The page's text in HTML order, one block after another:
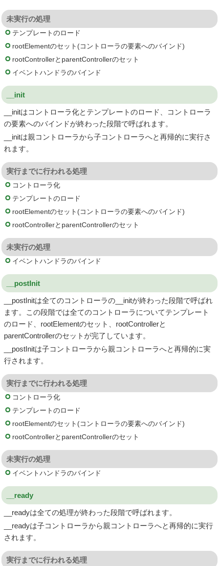
未実行の処理
テンプレートのロード
rootElementのセット(コントローラの要素へのバインド)
rootControllerとparentControllerのセット
イベントハンドラのバインド
__init
__initはコントローラ化とテンプレートのロード、コントローラ
の要素へのバインドが終わった段階で呼ばれます。
__initは親コントローラから子コントローラへと再帰的に実行さ
れます。
実行までに行われる処理
コントローラ化
テンプレートのロード
rootElementのセット(コントローラの要素へのバインド)
rootControllerとparentControllerのセット
未実行の処理
イベントハンドラのバインド
__postInit
__postInitは全てのコントローラの__initが終わった段階で呼ばれ
ます。この段階では全てのコントローラについてテンプレート
のロード、rootElementのセット、rootControllerと
parentControllerのセットが完了しています。
__postInitは子コントローラから親コントローラへと再帰的に実
行されます。
実行までに行われる処理
コントローラ化
テンプレートのロード
rootElementのセット(コントローラの要素へのバインド)
rootControllerとparentControllerのセット
未実行の処理
イベントハンドラのバインド
__ready
__readyは全ての処理が終わった段階で呼ばれます。
__readyは子コントローラから親コントローラへと再帰的に実行
されます。
実行までに行われる処理